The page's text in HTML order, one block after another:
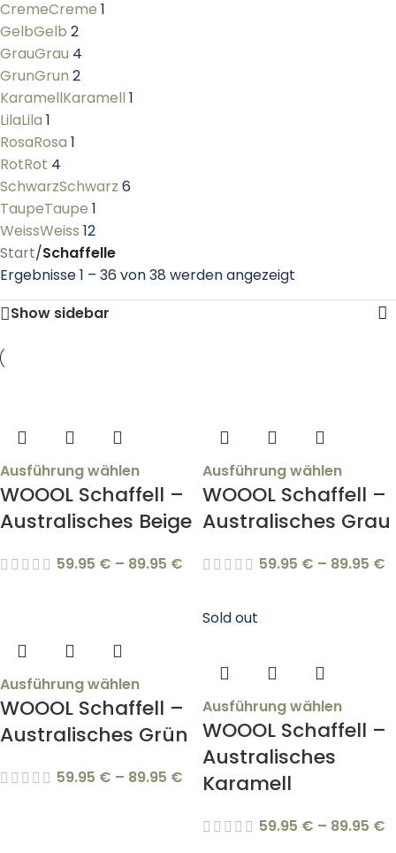
CremeCreme 1
GelbGelb 2
GrauGrau 4
GrunGrun 2
KaramellKaramell 1
LilaLila 1
RosaRosa 1
RotRot 4
SchwarzSchwarz 6
TaupeTaupe 1
WeissWeiss 12
Start/Schaffelle
Ergebnisse 1 – 36 von 38 werden angezeigt
Show sidebar
Ausführung wählen
WOOOL Schaffell –
Australisches Beige
59.95 € – 89.95 €
Ausführung wählen
WOOOL Schaffell –
Australisches Grau
59.95 € – 89.95 €
Ausführung wählen
WOOOL Schaffell –
Australisches Grün
59.95 € – 89.95 €
Sold out
Ausführung wählen
WOOOL Schaffell –
Australisches
Karamell
59.95 € – 89.95 €